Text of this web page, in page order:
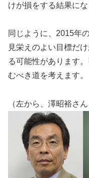
けが損をする結果にな
同じように、2015年
見栄えのよい目標だ
る可能性があります
むべき道を考えます。
（左から、澤昭裕さ